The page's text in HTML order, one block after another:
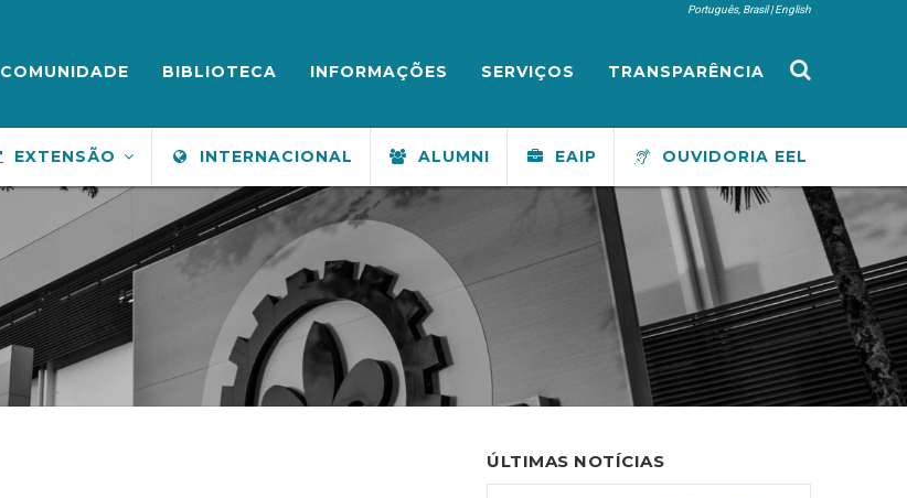
Português, Brasil English
COMUNIDADE BIBLIOTECA INFORMAÇÕES SERVIÇOS TRANSPARÊNCIA
EXTENSÃO INTERNACIONAL ALUMNI EAIP OUVIDORIA EEL
ÚLTIMAS NOTÍCIAS